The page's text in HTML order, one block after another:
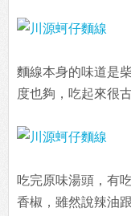
麵線本身的味道是
度也夠，吃起來很古
吃完原味湯頭，有
香椒，雖然說辣油